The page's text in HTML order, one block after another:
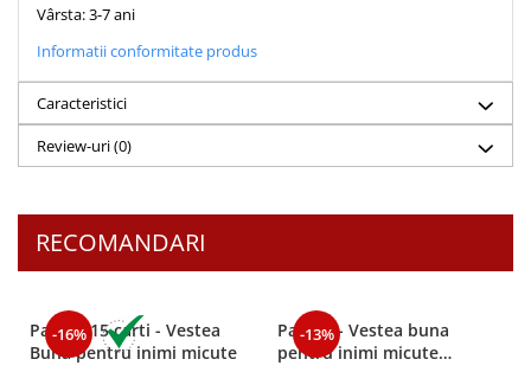
Viata crestina
Contemporaneitate
Devotional
Diverse
Schimbarea caracterului
Slujire
Viata din belsug
Viata de zi cu zi
Vârsta: 3-7 ani
Informatii conformitate produs
Caracteristici
Review-uri(0)
RECOMANDARI
-16%
Pachet 15 carti - Vestea
Buna pentru inimi micute
-13%
Pachet - Vestea buna
pentru inimi micute